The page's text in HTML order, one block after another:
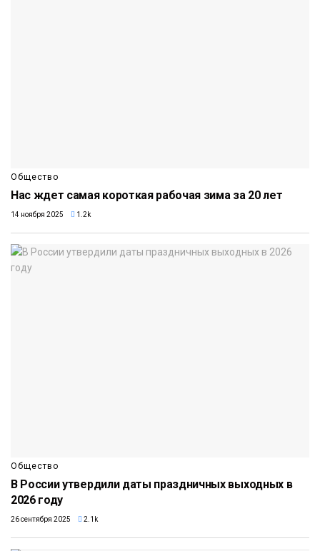
Общество
Нас ждет самая короткая рабочая зима за 20 лет
14 ноября 2025 1.2k
Общество
В России утвердили даты праздничных выходных в
2026 году
26 сентября 2025 2.1k